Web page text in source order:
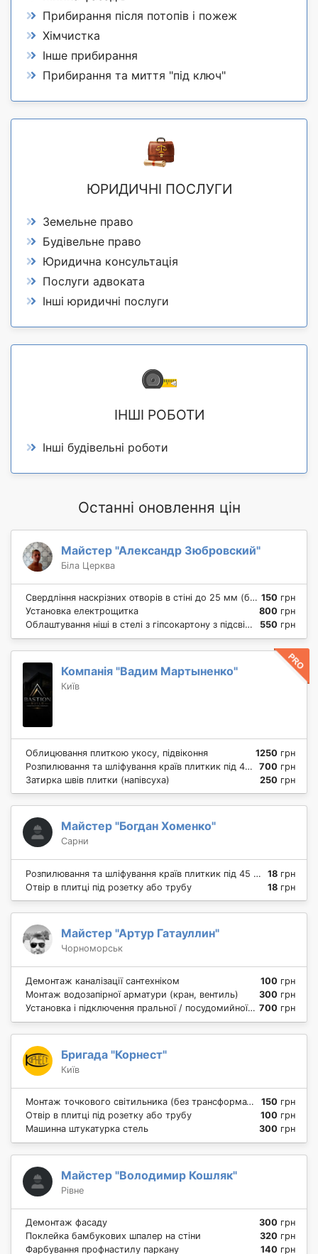
Прибирання після потопів і пожеж
Хімчистка
Інше прибирання
Прибирання та миття "під ключ"
ЮРИДИЧНІ ПОСЛУГИ
Земельне право
Будівельне право
Юридична консультація
Послуги адвоката
Інші юридичні послуги
ІНШІ РОБОТИ
Інші будівельні роботи
Останні оновлення цін
Майстер "Александр Зюбровский"
Біла Церква
Свердління наскрізних отворів в стіні до 25 мм (бетон, цегла) 150 грн
Установка електрощитка
800 грн
Облаштування ніші в стелі з гіпсокартону з підсвічуванням
550 грн
Компанія "Вадим Мартыненко"
Київ
Облицювання плиткою укосу, підвіконня 1250 грн
Розпилювання та шліфування країв плиткик під 45 градусів
700 грн
Затирка швів плитки (напівсуха)
250 грн
Майстер "Богдан Хоменко"
Сарни
Розпилювання та шліфування країв плиткик під 45 градусів 18 грн
Отвір в плитці під розетку або трубу
18 грн
Майстер "Артур Гатауллин"
Чорноморськ
Демонтаж каналізації сантехніком 100 грн
Монтаж водозапірної арматури (кран, вентиль)
300 грн
Установка і підключення пральної / посудомийної машини 700 грн
Бригада "Корнест"
Київ
Монтаж точкового світильника (без трансформатора) 150 грн
Отвір в плитці під розетку або трубу
100 грн
Машинна штукатурка стель
300 грн
Майстер "Володимир Кошляк"
Рівне
Демонтаж фасаду 300 грн
Поклейка бамбукових шпалер на стіни
320 грн
Фарбування профнастилу паркану
140 грн